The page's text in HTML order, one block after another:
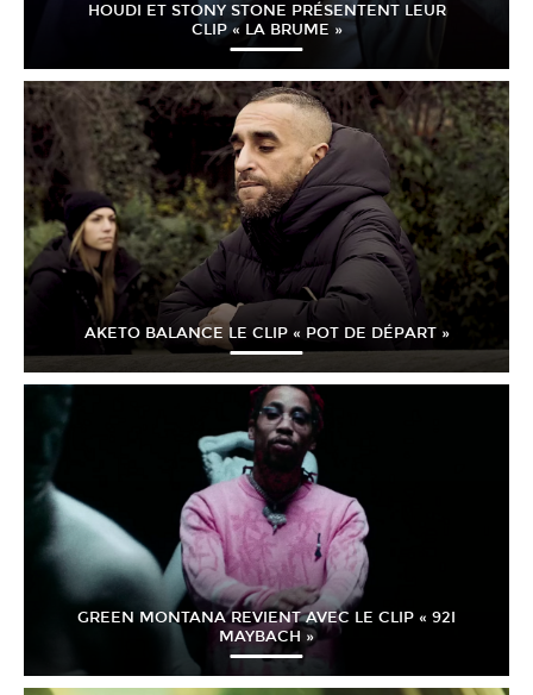
HOUDI ET STONY STONE PRÉSENTENT LEUR
CLIP « LA BRUME »
AKETO BALANCE LE CLIP « POT DE DÉPART »
GREEN MONTANA REVIENT AVEC LE CLIP « 92I
MAYBACH »